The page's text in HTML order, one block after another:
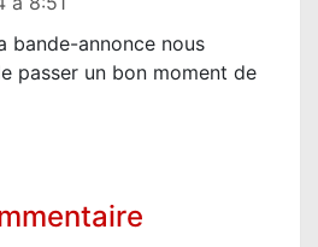
bande-annonce nous
passer un bon moment de